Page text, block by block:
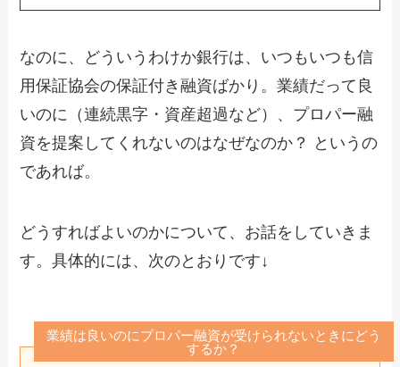
なのに、どういうわけか銀行は、いつもいつも信
用保証協会の保証付き融資ばかり。業績だって良
いのに（連続黒字・資産超過など）、プロパー融
資を提案してくれないのはなぜなのか？ というの
であれば。
どうすればよいのかについて、お話をしていきま
す。具体的には、次のとおりです↓
業績は良いのにプロパー融資が受けられないときにどう
するか？